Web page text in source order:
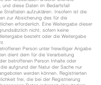
und diese Daten im Bedarfsfall
Straftaten aufzuklären. Insofern ist die
zur Absicherung des für die
erforderlich. Eine Weitergabe dieser
nicht, sofern keine
besteht oder die Weitergabe
Person unter freiwilliger Angabe
dient dem für die Verarbeitung
betroffenen Person Inhalte oder
aufgrund der Natur der Sache nur
werden können. Registrierten
frei, die bei der Registrierung